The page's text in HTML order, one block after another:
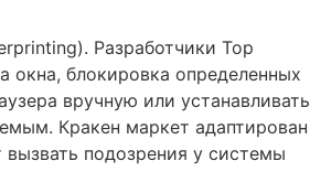
Разработчики Тор
блокировка определенных
вручную или устанавливать
Кракен маркет адаптирован
подозрения у системы